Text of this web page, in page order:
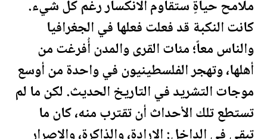
ملامح حياةٍ ستقاوم الانكسار رغم كل شيء.
كانت النكبة قد فعلت فعلها في الجغرافيا
والناس معاً؛ مئات القرى والمدن أُفرغت من
أهلها، وتهجر الفلسطينيون في واحدة من أوسع
موجات التشريد في التاريخ الحديث. لكن ما لم
تستطع تلك الأحداث أن تقترب منه، كان ما